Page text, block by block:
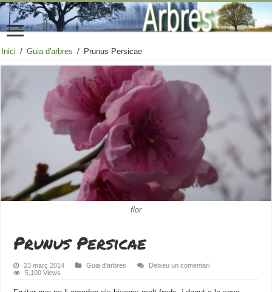
Inici / Guia d'arbres / Prunus Persicae
flor
Prunus Persicae
23 març 2014 Guia d'arbres
Deixeu un comentari
5,100 Views